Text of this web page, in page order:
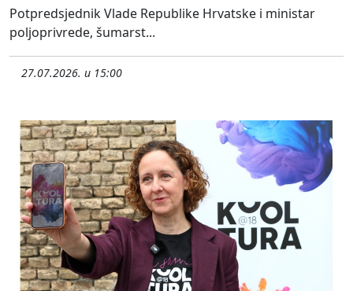
Potpredsjednik Vlade Republike Hrvatske i ministar
poljoprivrede, šumarst...
27.07.2026. u 15:00